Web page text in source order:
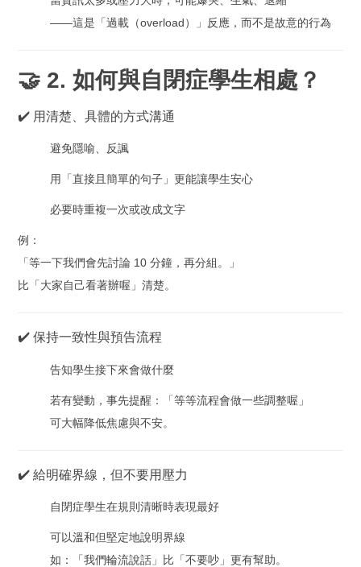
——這是「過載（overload）」反應，而不是故意的行為
🤝 2. 如何與自閉症學生相處？
✔️ 用清楚、具體的方式溝通
避免隱喻、反諷
用「直接且簡單的句子」更能讓學生安心
必要時重複一次或改成文字
例：
「等一下我們會先討論 10 分鐘，再分組。」
比「大家自己看著辦喔」清楚。
✔️ 保持一致性與預告流程
告知學生接下來會做什麼
若有變動，事先提醒：「等等流程會做一些調整喔」
可大幅降低焦慮與不安。
✔️ 給明確界線，但不要用壓力
自閉症學生在規則清晰時表現最好
可以溫和但堅定地說明界線
如：「我們輪流說話」比「不要吵」更有幫助。